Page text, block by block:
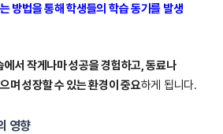
방법을 통해 학생들의 학습 동기를 발생
에서 작게나마 성공을 경험하고, 동료나
며 성장할 수 있는 환경이 중요하게 됩니다.
영향